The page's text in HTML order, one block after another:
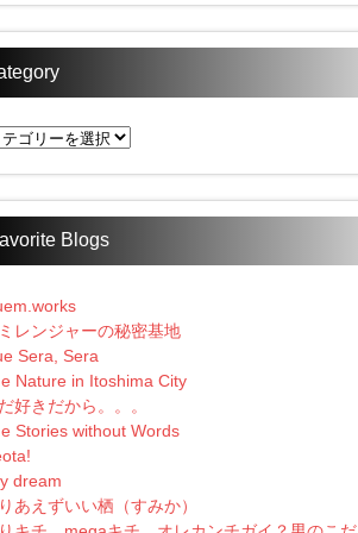
Blogs
レンジャーの秘密基地
Sera, Sera
Nature in Itoshima City
好きだから。。。
Stories without Words
dream
あえずいい栖（すみか）